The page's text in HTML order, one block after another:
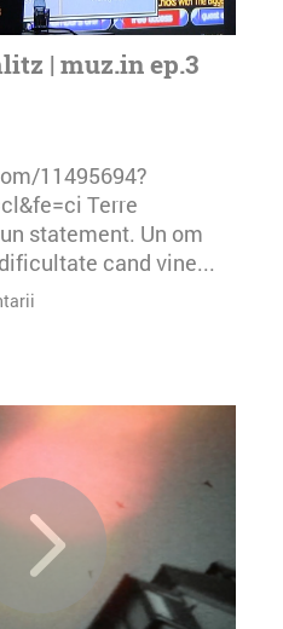
| muz.in ep.3
11495694?
Terre
statement. Un om
cand vine...